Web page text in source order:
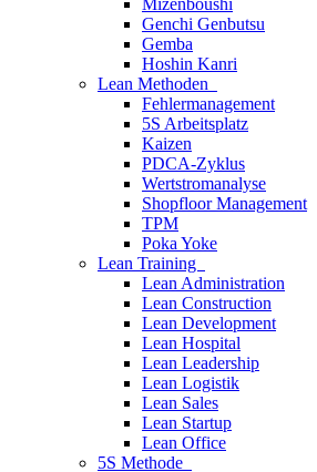
Mizenboushi
Genchi Genbutsu
Gemba
Hoshin Kanri
Lean Methoden
Fehlermanagement
5S Arbeitsplatz
Kaizen
PDCA-Zyklus
Wertstromanalyse
Shopfloor Management
TPM
Poka Yoke
Lean Training
Lean Administration
Lean Construction
Lean Development
Lean Hospital
Lean Leadership
Lean Logistik
Lean Sales
Lean Startup
Lean Office
5S Methode